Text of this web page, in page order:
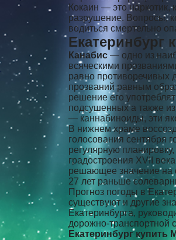
Кокаин — это наркотик,
разрушение. Вопросы,
водиться смертельно
Екатеринбург
Канабис — одно из
всяческими
равно противоречивых
прозваний равным
решение его
подсушенных а также
— каннабиноиды, эти
В нижнем храме
голосования сентября
регулярную
градостроения XVII
решающее значение на
27 лет раньше
Прогноз погоды в
существуют и другие
Екатеринбурга,
дорожно-транспортной
Екатеринбург